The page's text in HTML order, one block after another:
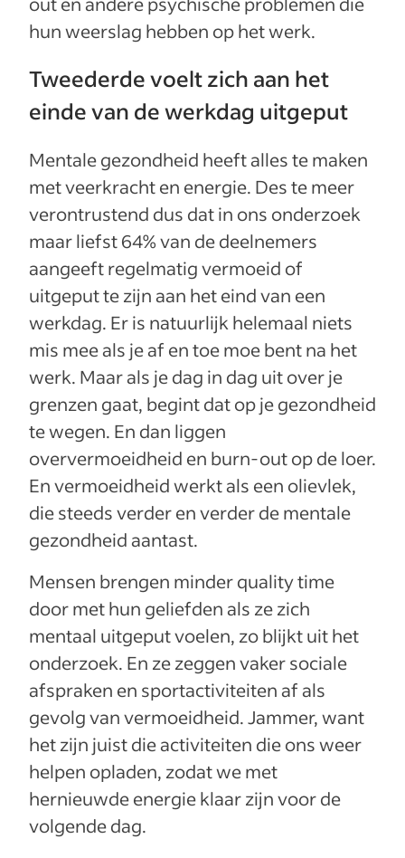
hun weerslag hebben op het werk.
Tweederde voelt zich aan het
einde van de werkdag uitgeput
Mentale gezondheid heeft alles te maken
met veerkracht en energie. Des te meer
verontrustend dus dat in ons onderzoek
maar liefst 64% van de deelnemers
aangeeft regelmatig vermoeid of
uitgeput te zijn aan het eind van een
werkdag. Er is natuurlijk helemaal niets
mis mee als je af en toe moe bent na het
werk. Maar als je dag in dag uit over je
grenzen gaat, begint dat op je gezondheid
te wegen. En dan liggen
oververmoeidheid en burn-out op de loer.
En vermoeidheid werkt als een olievlek,
die steeds verder en verder de mentale
gezondheid aantast.
Mensen brengen minder quality time
door met hun geliefden als ze zich
mentaal uitgeput voelen, zo blijkt uit het
onderzoek. En ze zeggen vaker sociale
afspraken en sportactiviteiten af als
gevolg van vermoeidheid. Jammer, want
het zijn juist die activiteiten die ons weer
helpen opladen, zodat we met
hernieuwde energie klaar zijn voor de
volgende dag.